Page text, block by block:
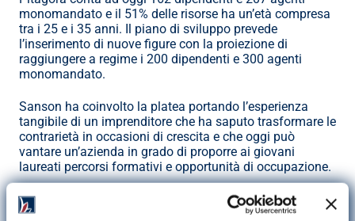
monomandato e il 51% delle risorse ha un’età compresa
tra i 25 e i 35 anni. Il piano di sviluppo prevede
l’inserimento di nuove figure con la proiezione di
raggiungere a regime i 200 dipendenti e 300 agenti
monomandato.
Sanson ha coinvolto la platea portando l’esperienza
tangibile di un imprenditore che ha saputo trasformare le
contrarietà in occasioni di crescita e che oggi può
vantare un’azienda in grado di proporre ai giovani
laureati percorsi formativi e opportunità di occupazione.
“Da un obbligo regolamentare ad uno strumento di risk
management”